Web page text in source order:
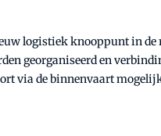
logistiek knooppunt in
georganiseerd en
via de binnenvaart